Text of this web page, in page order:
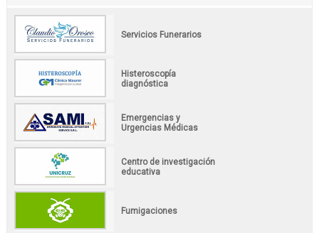
Servicios Funerarios
Histeroscopía
diagnóstica
Emergencias y
Urgencias Médicas
Centro de investigación
educativa
Fumigaciones